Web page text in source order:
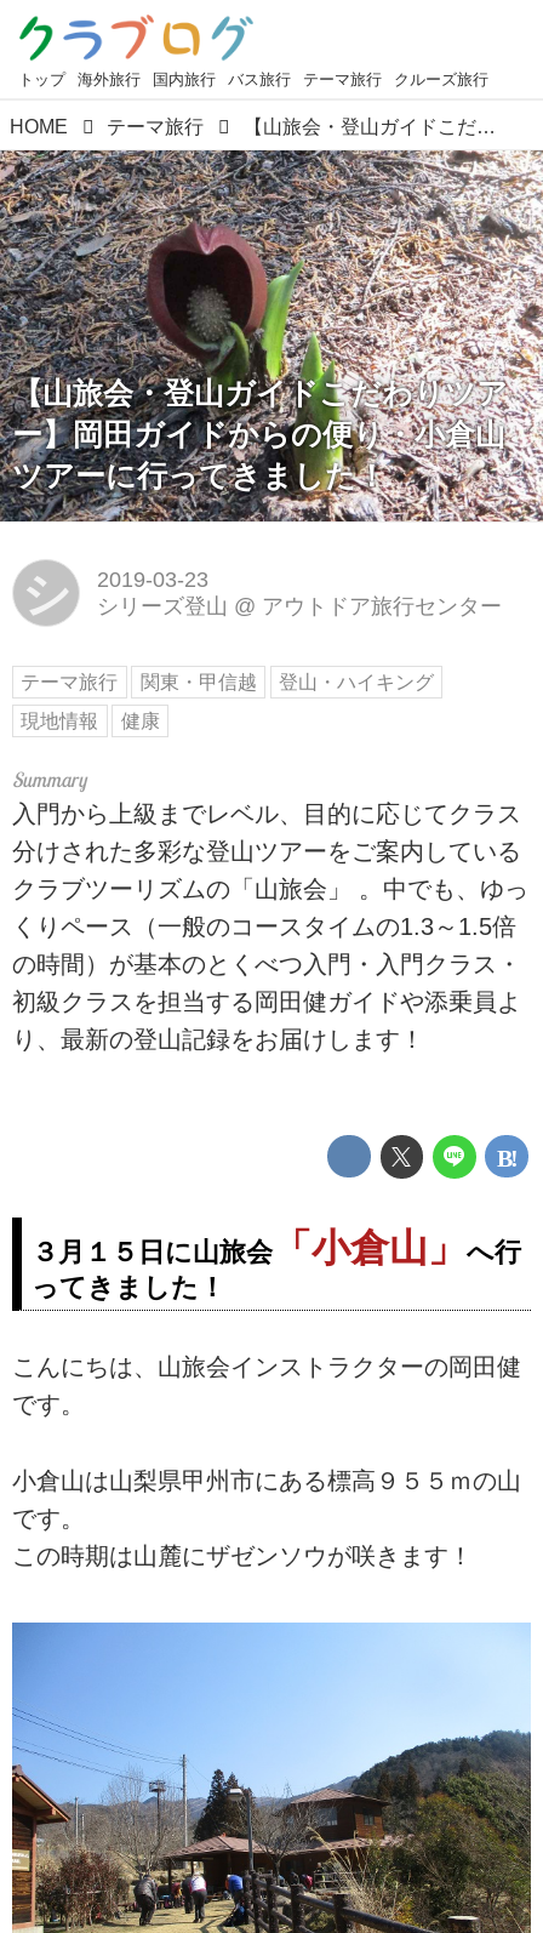
トップ 海外旅行 国内旅行 バス旅行 テーマ旅行 クルーズ旅行
HOME テーマ旅行 【山旅会・登山ガイドこだわりツアー】岡田ガイドからの便り・小倉山ツアーに行ってきました！
【山旅会・登山ガイドこだわりツア
ー】岡田ガイドからの便り・小倉山
ツアーに行ってきました！
シ
2019-03-23
シリーズ登山 @ アウトドア旅行センター
テーマ旅行 関東・甲信越
登山・ハイキング
現地情報
健康
入門から上級までレベル、目的に応じてクラス
分けされた多彩な登山ツアーをご案内している
クラブツーリズムの「山旅会」 。中でも、ゆっ
くりペース（一般のコースタイムの1.3～1.5倍
の時間）が基本のとくべつ入門・入門クラス・
初級クラスを担当する岡田健ガイドや添乗員よ
り、最新の登山記録をお届けします！
３月１５日に山旅会「小倉山」
へ行
ってきました！
こんにちは、山旅会インストラクターの岡田健
です。
小倉山は山梨県甲州市にある標高９５５ｍの山
です。
この時期は山麓にザゼンソウが咲きます！